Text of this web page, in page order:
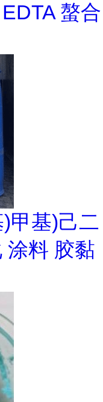
螯合
甲基)己二
涂料 胶黏